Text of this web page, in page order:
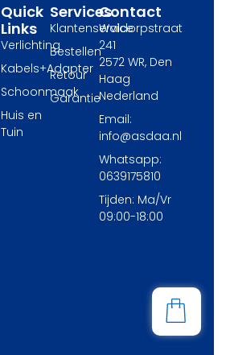
Services
Klantenservice
Bestellen
Retour
Garantie
Quick
Links
Verlichting
Kabels+Adapter
Schoonmaak
Huis en
Tuin
Contact
Waldorpstraat
241
2572 WR, Den
Haag
Nederland
Email:
info@asdaa.nl
Whatsapp:
0639175810
Tijden: Ma/Vr
09:00-18:00